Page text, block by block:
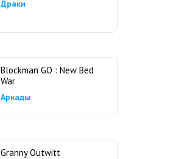
Драки
Blockman GO : New Bed
War
Аркады
Granny Outwitt